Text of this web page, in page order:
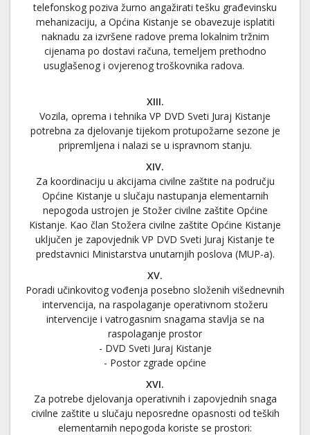
telefonskog poziva žurno angažirati tešku građevinsku
mehanizaciju, a Općina Kistanje se obavezuje isplatiti
naknadu za izvršene radove prema lokalnim tržnim
cijenama po dostavi računa, temeljem prethodno
usuglašenog i ovjerenog troškovnika radova.
XIII.
Vozila, oprema i tehnika VP DVD Sveti Juraj Kistanje
potrebna za djelovanje tijekom protupožarne sezone je
pripremljena i nalazi se u ispravnom stanju.
XIV.
Za koordinaciju u akcijama civilne zaštite na području
Općine Kistanje u slučaju nastupanja elementarnih
nepogoda ustrojen je Stožer civilne zaštite Općine
Kistanje. Kao član Stožera civilne zaštite Općine Kistanje
uključen je zapovjednik VP DVD Sveti Juraj Kistanje te
predstavnici Ministarstva unutarnjih poslova (MUP-a).
XV.
Poradi učinkovitog vođenja posebno složenih višednevnih
intervencija, na raspolaganje operativnom stožeru
intervencije i vatrogasnim snagama stavlja se na
raspolaganje prostor
- DVD Sveti Juraj Kistanje
- Postor zgrade općine
XVI.
Za potrebe djelovanja operativnih i zapovjednih snaga
civilne zaštite u slučaju neposredne opasnosti od teških
elementarnih nepogoda koriste se prostori: